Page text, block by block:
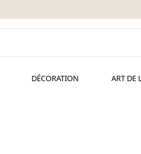
DÉCORATION ART DE